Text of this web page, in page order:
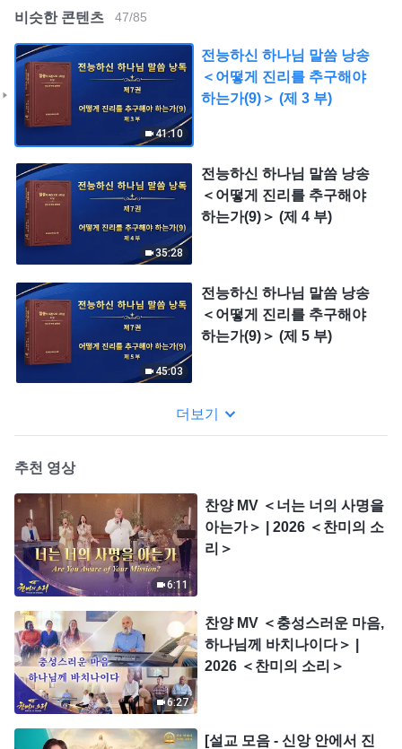
비슷한 콘텐츠 47/85
41:10
전능하신 하나님 말씀 낭송
＜어떻게 진리를 추구해야
하는가(9)＞ (제 3 부)
35:28
전능하신 하나님 말씀 낭송
＜어떻게 진리를 추구해야
하는가(9)＞ (제 4 부)
45:03
전능하신 하나님 말씀 낭송
＜어떻게 진리를 추구해야
하는가(9)＞ (제 5 부)
더보기
추천 영상
6:11
찬양 MV ＜너는 너의 사명을
아는가＞ | 2026 ＜찬미의 소
리＞
6:27
찬양 MV ＜충성스러운 마음,
하나님께 바치나이다＞ |
2026 ＜찬미의 소리＞
[설교 모음 - 신앙 안에서 진